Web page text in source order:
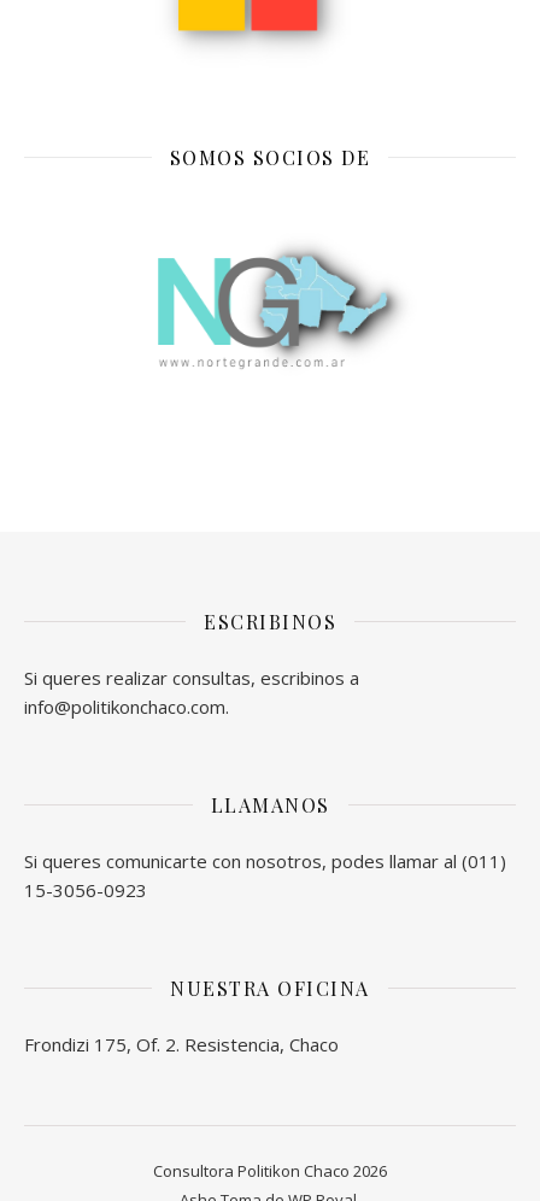
SOMOS SOCIOS DE
ESCRIBINOS
Si queres realizar consultas, escribinos a
info@politikonchaco.com.
LLAMANOS
Si queres comunicarte con nosotros, podes llamar al (011)
15-3056-0923
NUESTRA OFICINA
Frondizi 175, Of. 2. Resistencia, Chaco
Consultora Politikon Chaco 2026